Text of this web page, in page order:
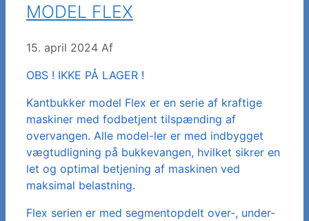
MODEL FLEX
15. april 2024 Af
OBS ! IKKE PÅ LAGER !
Kantbukker model Flex er en serie af kraftige
maskiner med fodbetjent tilspænding af
overvangen. Alle model-ler er med indbygget
vægtudligning på bukkevangen, hvilket sikrer en
let og optimal betjening af maskinen ved
maksimal belastning.
Flex serien er med segmentopdelt over-, under-